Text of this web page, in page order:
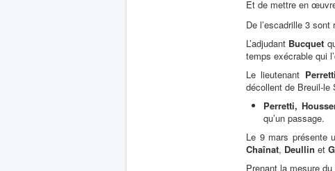
Et de mettre en
De l’escadrille 3
L’adjudant Bucquet
temps exécrable qui
Le lieutenant Perretti
décollent de Breuil-le
Perretti,
qu’un passage.
Le 9 mars présente
Chaînat, Deullin et
Prenant la mesure